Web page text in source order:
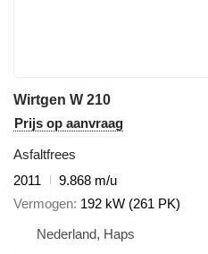
Wirtgen W 210
Prijs op aanvraag
Asfaltfrees
2011
9.868 m/u
Vermogen 192 kW (261 PK)
Nederland, Haps